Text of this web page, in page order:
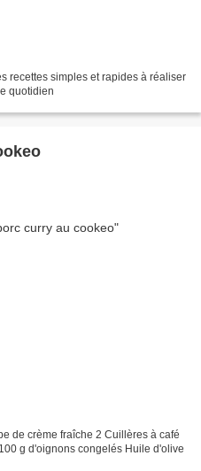
recettes simples et rapides à réaliser
quotidien
de crème fraîche 2 Cuillères à café
g d'oignons congelés Huile d'olive